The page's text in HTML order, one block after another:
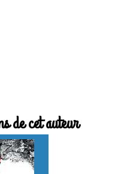
de cet auteur